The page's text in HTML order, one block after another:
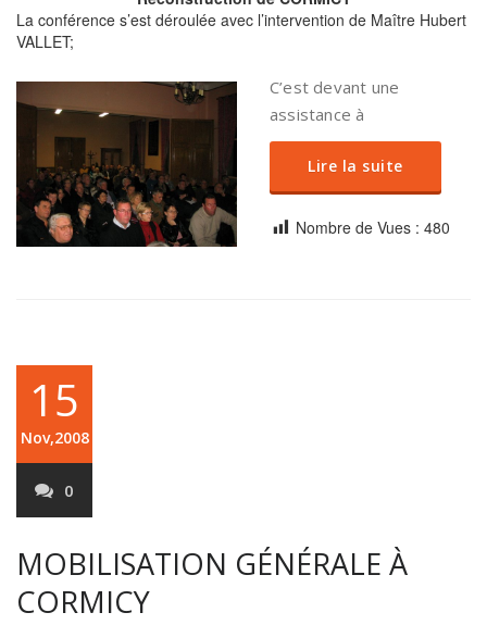
La conférence s’est déroulée avec l’intervention de Maître Hubert
VALLET;
C’est devant une
assistance à
Lire la suite
Nombre de Vues : 480
15
Nov,2008
0
MOBILISATION GÉNÉRALE À
CORMICY